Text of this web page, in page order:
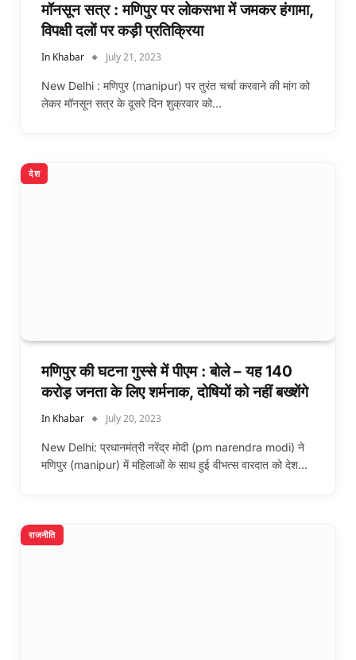
मॉनसून सत्र : मणिपुर पर लोकसभा में जमकर हंगामा,
विपक्षी दलों पर कड़ी प्रतिक्रिया
In Khabar July 21, 2023
New Delhi : मणिपुर (manipur) पर तुरंत चर्चा करवाने की मांग को
लेकर मॉनसून सत्र के दूसरे दिन शुक्रवार को…
देश
मणिपुर की घटना गुस्से में पीएम : बोले – यह 140
करोड़ जनता के लिए शर्मनाक, दोषियों को नहीं बख्शेंगे
In Khabar July 20, 2023
New Delhi: प्रधानमंत्री नरेंद्र मोदी (pm narendra modi) ने
मणिपुर (manipur) में महिलाओं के साथ हुई वीभत्स वारदात को देश…
राजनीति